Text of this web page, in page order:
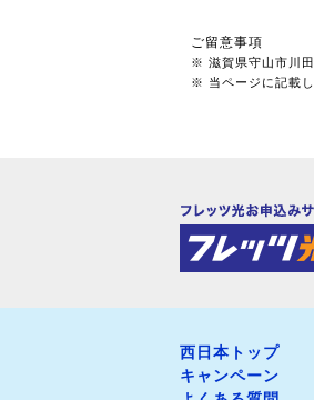
ご留意事項
※ 滋賀県守山市川田
※ 当ページに記載
西日本トップ
キャンペーン